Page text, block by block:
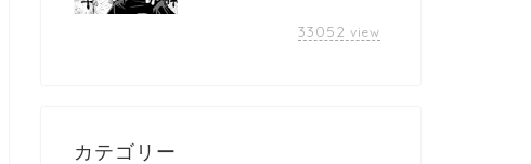
33052 view
カテゴリー